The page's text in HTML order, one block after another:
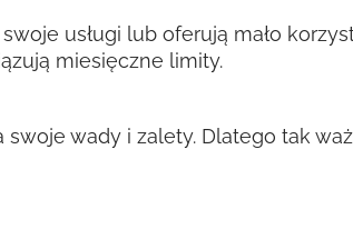
usługi lub oferują mało
miesięczne limity.
wady i zalety. Dlatego tak